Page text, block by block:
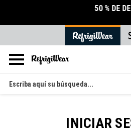
Ir al
50 % DE DESCUENTO
COMPRAR
Buscar
en
INICIAR